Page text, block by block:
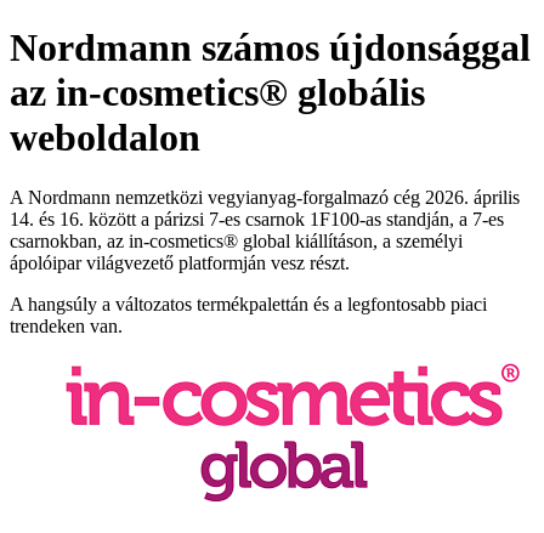
Nordmann számos újdonsággal
az in-cosmetics® globális
weboldalon
A Nordmann nemzetközi vegyianyag-forgalmazó cég 2026. április
14. és 16. között a párizsi 7-es csarnok 1F100-as standján, a 7-es
csarnokban, az in-cosmetics® global kiállításon, a személyi
ápolóipar világvezető platformján vesz részt.
A hangsúly a változatos termékpalettán és a legfontosabb piaci
trendeken van.